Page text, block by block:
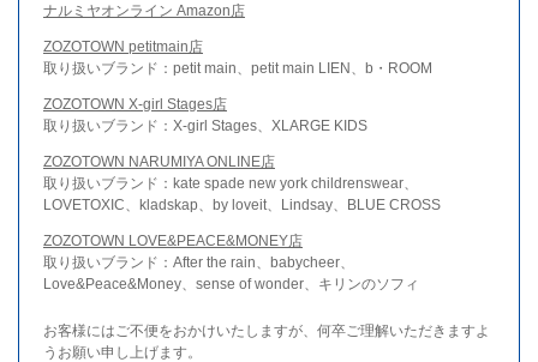
ナルミヤオンライン Amazon店
ZOZOTOWN petitmain店
取り扱いブランド：petit main、petit main LIEN、b・ROOM
ZOZOTOWN X-girl Stages店
取り扱いブランド：X-girl Stages、XLARGE KIDS
ZOZOTOWN NARUMIYA ONLINE店
取り扱いブランド：kate spade new york childrenswear、
LOVETOXIC、kladskap、by loveit、Lindsay、BLUE CROSS
ZOZOTOWN LOVE&PEACE&MONEY店
取り扱いブランド：After the rain、babycheer、
Love&Peace&Money、sense of wonder、キリンのソフィ
お客様にはご不便をおかけいたしますが、何卒ご理解いただきますよ
うお願い申し上げます。